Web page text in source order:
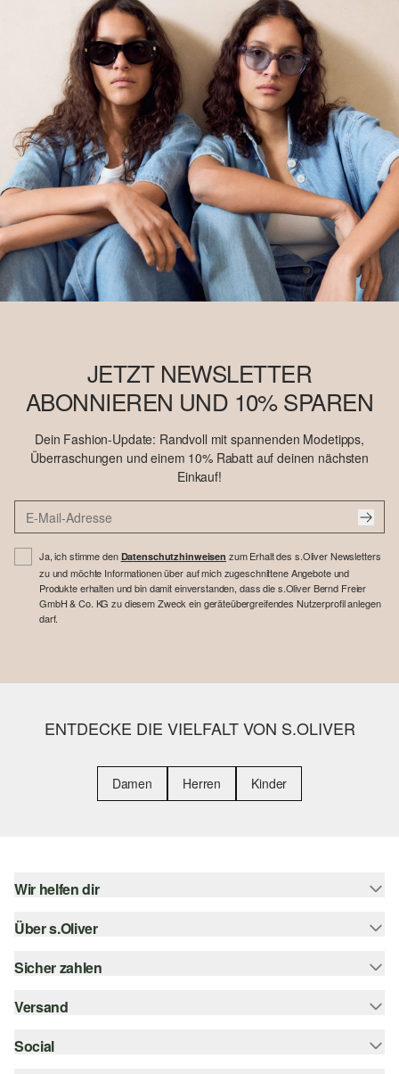
JETZT NEWSLETTER
ABONNIEREN UND 10% SPAREN
Dein Fashion-Update: Randvoll mit spannenden Modetipps,
Überraschungen und einem 10% Rabatt auf deinen nächsten
Einkauf!
Ja, ich stimme den Datenschutzhinweisen zum Erhalt des s.Oliver Newsletters
zu und möchte Informationen über auf mich zugeschnittene Angebote und
Produkte erhalten und bin damit einverstanden, dass die s.Oliver Bernd Freier
GmbH & Co. KG zu diesem Zweck ein geräteübergreifendes Nutzerprofil anlegen
darf.
ENTDECKE DIE VIELFALT VON S.OLIVER
Damen Herren Kinder
Wir helfen dir
Hilfe & FAQ
Größenberatung
Über s.Oliver
Newsletter
s.Oliver Card
Sicher zahlen
Rechnung
Kreditkarte
Versand
Sendungsverfolgung
Social